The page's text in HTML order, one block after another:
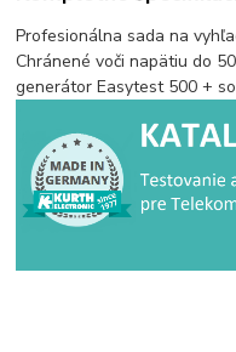
Profesionálna sada na
Chránené voči napätiu do
generátor Easytest 500 +